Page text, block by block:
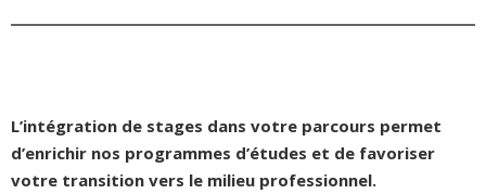
L’intégration de stages dans votre parcours permet
d’enrichir nos programmes d’études et de favoriser
votre transition vers le milieu professionnel.